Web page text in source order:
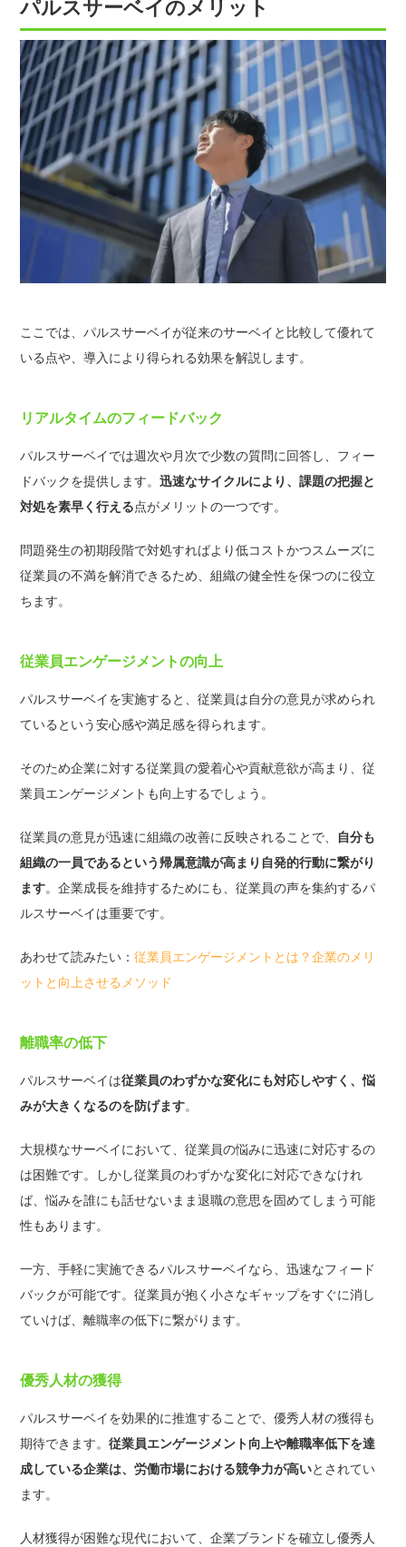
パルスサーベイのメリット
ここでは、パルスサーベイが従来のサーベイと比較して優れて
いる点や、導入により得られる効果を解説します。
リアルタイムのフィードバック
パルスサーベイでは週次や月次で少数の質問に回答し、フィー
ドバックを提供します。迅速なサイクルにより、課題の把握と
対処を素早く行える点がメリットの一つです。
問題発生の初期段階で対処すればより低コストかつスムーズに
従業員の不満を解消できるため、組織の健全性を保つのに役立
ちます。
従業員エンゲージメントの向上
パルスサーベイを実施すると、従業員は自分の意見が求められ
ているという安心感や満足感を得られます。
そのため企業に対する従業員の愛着心や貢献意欲が高まり、従
業員エンゲージメントも向上するでしょう。
従業員の意見が迅速に組織の改善に反映されることで、 自分も
組織の一員であるという帰属意識が高まり自発的行動に繋がり
ます。企業成長を維持するためにも、従業員の声を集約するパ
ルスサーベイは重要です。
あわせて読みたい：従業員エンゲージメントとは？企業のメリ
ットと向上させるメソッド
離職率の低下
パルスサーベイは従業員のわずかな変化にも対応しやすく、悩
みが大きくなるのを防げます。
大規模なサーベイにおいて、従業員の悩みに迅速に対応するの
は困難です。しかし従業員のわずかな変化に対応できなけれ
ば、悩みを誰にも話せないまま退職の意思を固めてしまう可能
性もあります。
一方、手軽に実施できるパルスサーベイなら、迅速なフィード
バックが可能です。従業員が抱く小さなギャップをすぐに消し
ていけば、離職率の低下に繋がります。
優秀人材の獲得
パルスサーベイを効果的に推進することで、優秀人材の獲得も
期待できます。従業員エンゲージメント向上や離職率低下を達
成している企業は、労働市場における競争力が高いとされてい
ます。
人材獲得が困難な現代において、企業ブランドを確立し優秀人